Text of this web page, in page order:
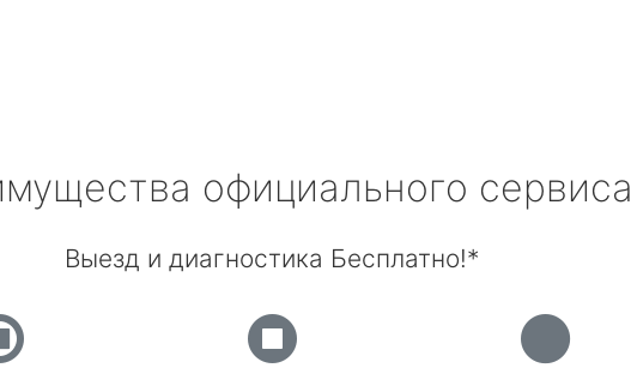
официального сервиса
Выезд и диагностика Бесплатно!*